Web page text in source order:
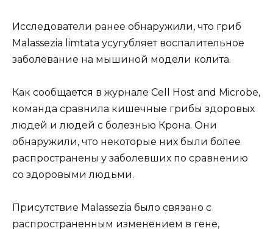
Исследователи ранее обнаружили, что гриб
Malassezia limtata усугубляет воспалительное
заболевание на мышиной модели колита.
Как сообщается в журнале Cell Host and Microbe,
команда сравнила кишечные грибы здоровых
людей и людей с болезнью Крона. Они
обнаружили, что некоторые них были более
распространены у заболевших по сравнению
со здоровыми людьми.
Присутствие Malassezia было связано с
распространенным изменением в гене,